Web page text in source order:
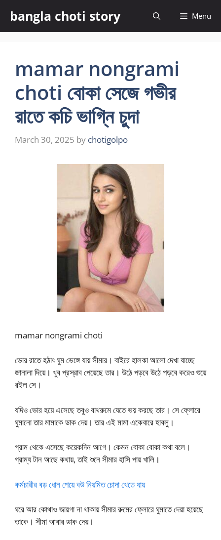
content
bangla choti story Menu
mamar nongrami
choti বোকা সেজে গভীর
রাতে কচি ভাগ্নি চুদা
March 30, 2025 by chotigolpo
mamar nongrami choti
ভোর রাতে হঠাৎ ঘুম ভেঙ্গে যায় সীমার। বাইরে হালকা আলো দেখা যাচ্ছে
জানালা দিয়ে। খুব প্রস্রাব পেয়েছে তার। উঠে পড়বে উঠে পড়বে করেও শুয়ে
রইল সে।
যদিও ভোর হয়ে এসেছে তবুও বাথরুমে যেতে ভয় করছে তার। সে ফ্লোরে
ঘুমানো তার মামাকে ডাক দেয়। তার এই মামা একেবারে হাবলু।
গ্রাম থেকে এসেছে কয়েকদিন আগে। কেমন বোকা বোকা কথা বলে।
গ্রাম্য টান আছে কথায়, তাই শুনে সীমার হাসি পায় খালি।
কর্মচারীর বড় ধোন পেয়ে বউ নিয়মিত চোদা খেতে যায়
ঘরে আর কোথাও জায়গা না থাকায় সীমার রুমের ফ্লোরে ঘুমাতে দেয়া হয়েছে
তাকে। সীমা আবার ডাক দেয়।